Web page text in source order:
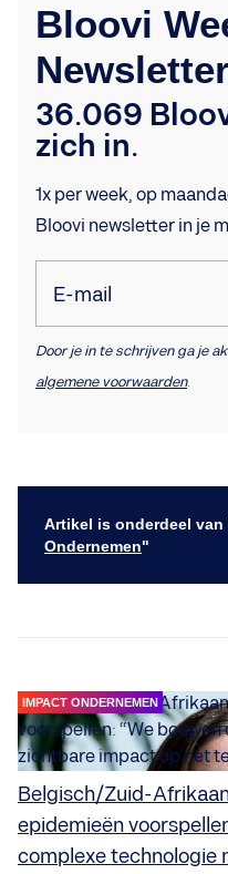
Bloovi
36.069
zich in.
1x per week, op
Bloovi newsletter in je
E-mail
Door je in te schrijven ga je
algemene voorwaarden.
Artikel is onderdeel van
Ondernemen"
IMPACT ONDERNEMEN
Belgisch/Zuid-
epidemieën
complexe technologie